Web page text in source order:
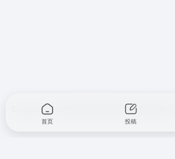
Copyright © 2026 冀ICP备2024068225号-2
首页 投稿